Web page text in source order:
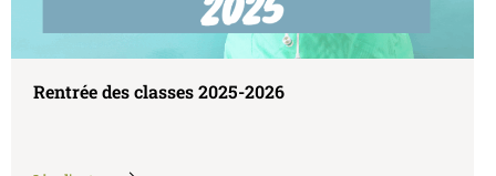
Rentrée des classes 2025-2026